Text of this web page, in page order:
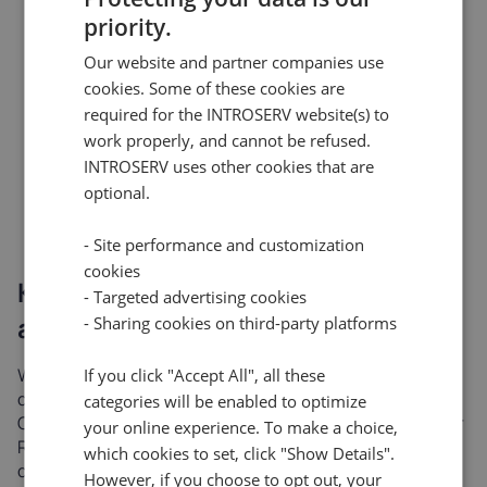
Die GPU spielt eine wichtige Rolle bei der
Durchführung komplizierter und umfangreicher
Berechnungen mit riesigen Datenmengen in
Bereichen wie künstliche Intelligenz, Verarbeitung
natürlicher Sprache, Computer Vision,
Spracherkennung und Bioinformatik. Mit Hilfe
eines Videoprozessors kann man das Training und
die Inferenz von maschinellen Lernmodellen,
einschließlich neuronaler Netze und Deep-
Kann man einen Grafikprozessor
auch ohne Grafikkarte verwenden?
Wenn Sie keine Grafikkarte haben, müssen Sie sich auf
den integrierten Grafikprozessor verlassen, der in die
CPU oder die Hauptplatine eingebaut ist. Diese hat in der
Regel eine geringere Leistung und Qualität als ein
dedizierter Grafikprozessor, der sich auf einer separaten
priority.
Our website and partner companies use
cookies. Some of these cookies are
required for the INTROSERV website(s) to
work properly, and cannot be refused.
INTROSERV uses other cookies that are
optional.
- Site performance and customization
cookies
- Targeted advertising cookies
- Sharing cookies on third-party platforms
If you click "Accept All", all these
categories will be enabled to optimize
your online experience. To make a choice,
which cookies to set, click "Show Details".
However, if you choose to opt out, your